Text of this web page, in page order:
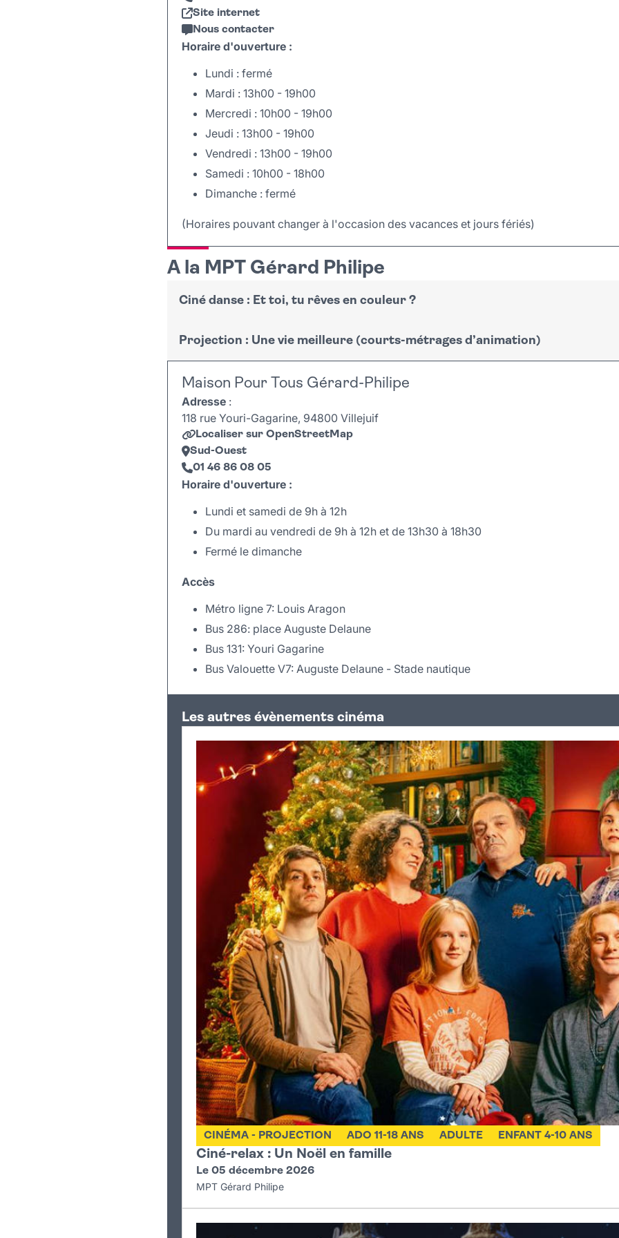
Dès 4 ans
Accès libre
Site internet
Nous contacter
Horaire d'ouverture :
Lundi : fermé
Mardi : 13h00 - 19h00
Mercredi : 10h00 - 19h00
Jeudi : 13h00 - 19h00
Vendredi : 13h00 - 19h00
Samedi : 10h00 - 18h00
Dimanche : fermé
(Horaires pouvant changer à l'occasion des vacances et jours fériés)
+
−
A la MPT Gérard Philipe
Ciné danse : Et toi, tu rêves en couleur ?
Mercredi 4 février à 10h30
courts métrages.
Avec Caroline Ducrest, artiste chorégraphique.
Dès 2 ans.
4€
Projection : Une vie meilleure (courts-métrages d’animation)
Samedi 7 février à 16h
Autour 5 courts métrages, Nicolas et Tommy mêlent mélodies et bruitages et
dans leurs épopées.
Avec le duo Nichotomie.
Dès 4 ans
4€
Maison Pour Tous Gérard-Philipe
Adresse :
118 rue Youri-Gagarine, 94800 Villejuif
Localiser sur OpenStreetMap
Sud-Ouest
01 46 86 08 05
Horaire d'ouverture :
Lundi et samedi de 9h à 12h
Du mardi au vendredi de 9h à 12h et de 13h30 à 18h30
Fermé le dimanche
Accès
Métro ligne 7: Louis Aragon
Bus 286: place Auguste Delaune
Bus 131: Youri Gagarine
Bus Valouette V7: Auguste Delaune - Stade nautique
+
−
Les autres évènements cinéma
Ciné-relax : Un Noël en famille
CINÉMA - PROJECTION ADO 11-18 ANS ADULTE ENFANT 4-10 ANS
Le 05 décembre 2026
MPT Gérard Philipe